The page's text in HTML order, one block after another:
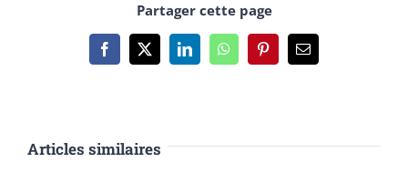
Partager cette page
Facebook
X LinkedInWhatsAppPinterestEmail
Articles similaires